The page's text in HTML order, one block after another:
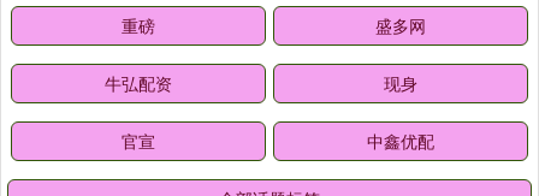
重磅 盛多网
牛弘配资 现身
官宣 中鑫优配